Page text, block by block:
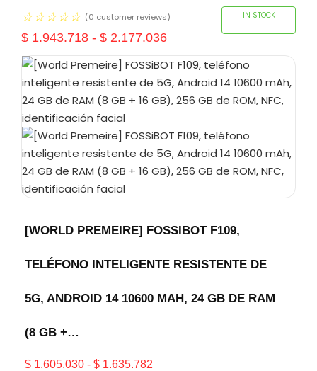
☆☆☆☆☆ (0 customer reviews) IN STOCK
$ 1.943.718 - $ 2.177.036
[WORLD PREMEIRE] FOSSIBOT F109,
TELÉFONO INTELIGENTE RESISTENTE DE
5G, ANDROID 14 10600 MAH, 24 GB DE RAM
(8 GB +…
$ 1.605.030 - $ 1.635.782